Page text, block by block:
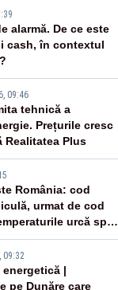
alarmă. De ce este
cash, în contextul
09:46
tehnică a
Prețurile cresc
Realitatea Plus
România: cod
urmat de cod
urcă spre
09:32
energetică |
pe Dunăre care